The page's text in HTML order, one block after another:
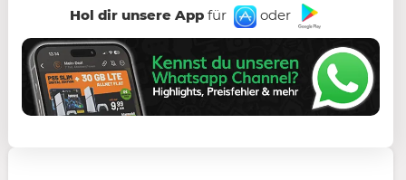
Hol dir unsere Appfür oder